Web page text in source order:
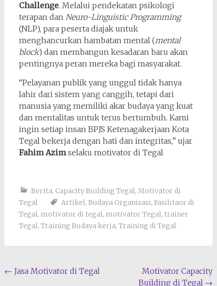
Challenge. Melalui pendekatan psikologi
terapan dan Neuro-Linguistic Programming
(NLP), para peserta diajak untuk
menghancurkan hambatan mental (mental
block) dan membangun kesadaran baru akan
pentingnya peran mereka bagi masyarakat.
“Pelayanan publik yang unggul tidak hanya
lahir dari sistem yang canggih, tetapi dari
manusia yang memiliki akar budaya yang kuat
dan mentalitas untuk terus bertumbuh. Kami
ingin setiap insan BPJS Ketenagakerjaan Kota
Tegal bekerja dengan hati dan integritas,” ujar
Fahim Azimselaku motivator di Tegal
Berita, Capacity Building Tegal, Motivator di
Tegal
Artikel, Budaya Organisasi, Fasilitaor di
Tegal, motivator di tegal, motivator Tegal, trainer
Tegal, Training Budaya kerja, Training di Tegal
Navigasi
← Jasa Motivator di Tegal
Motivator Capacity
Building di Tegal →